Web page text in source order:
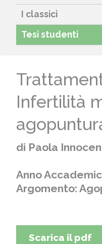
I classici
Tesi studenti
Infertilità
di Paola
Anno
Argomento:
Scarica il pdf